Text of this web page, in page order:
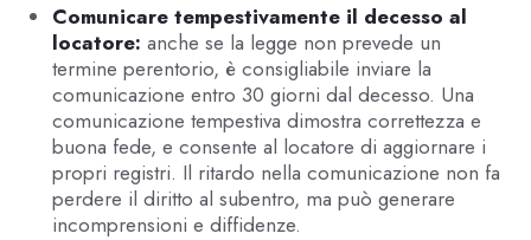
Comunicare tempestivamente il decesso al
locatore: anche se la legge non prevede un
termine perentorio, è consigliabile inviare la
comunicazione entro 30 giorni dal decesso. Una
comunicazione tempestiva dimostra correttezza e
buona fede, e consente al locatore di aggiornare i
propri registri. Il ritardo nella comunicazione non fa
perdere il diritto al subentro, ma può generare
incomprensioni e diffidenze.